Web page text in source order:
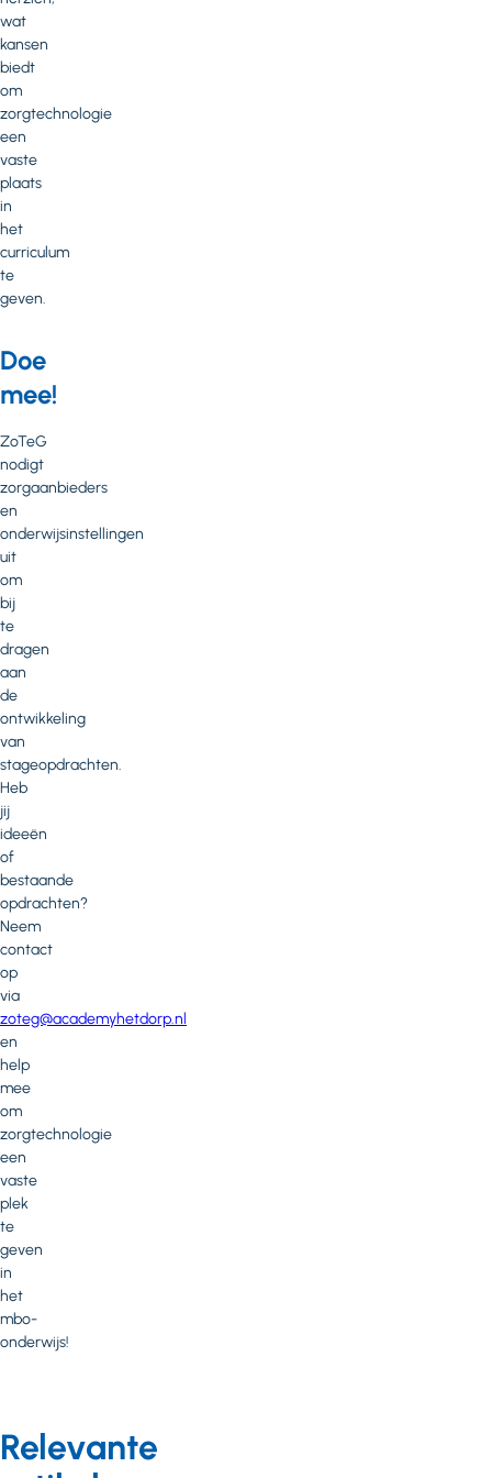
wat
kansen
biedt
om
zorgtechnologie
een
vaste
plaats
in
het
curriculum
te
geven.
Doe
mee!
ZoTeG
nodigt
zorgaanbieders
en
onderwijsinstellingen
uit
om
bij
te
dragen
aan
de
ontwikkeling
van
stageopdrachten.
Heb
jij
ideeën
of
bestaande
opdrachten?
Neem
contact
op
via
zoteg@academyhetdorp.nl
en
help
mee
om
zorgtechnologie
een
vaste
plek
te
geven
in
het
mbo-
onderwijs!
Relevante